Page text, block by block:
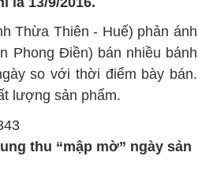
Thừa Thiên - Huế) phản ánh
Phong Điền) bán nhiều bánh
so với thời điểm bày bán.
lượng sản phẩm.
thu “mập mờ” ngày sản